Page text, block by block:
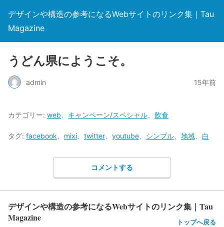
デザインや構造の参考になるWebサイトのリンク集｜Tau
Magazine
うどん県にようこそ。
admin 15年前
カテゴリー: web キャンペーン/スペシャル 飲食
タグ: facebook mixi twitter youtube シンプル 地域 白
コメントする
デザインや構造の参考になるWebサイトのリンク集｜Tau
Magazine
トップへ戻る